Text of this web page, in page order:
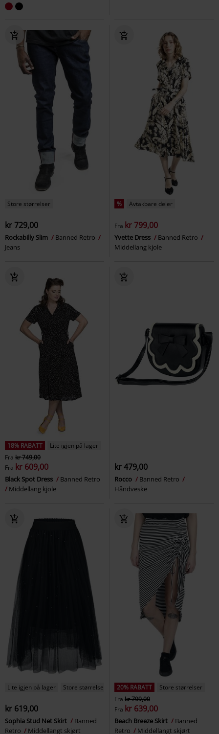
Store størrelser
kr 729,00
Rockabilly Slim
Banned Retro
Jeans
% Avtakbare deler
Fra kr 799,00
Yvette Dress
Banned Retro
Middellang kjole
18% RABATT
Lite igjen på lager
Fra kr 749,00
Fra kr 609,00
Black Spot Dress
Banned Retro
Middellang kjole
kr 479,00
Rocco
Banned Retro
Håndveske
Lite igjen på lager Store størrelser
kr 619,00
Sophia Stud Net Skirt
Banned
Retro
Middellangt skjørt
20% RABATT
Store størrelser
Fra kr 799,00
Fra kr 639,00
Beach Breeze Skirt
Banned
Retro
Middellangt skjørt